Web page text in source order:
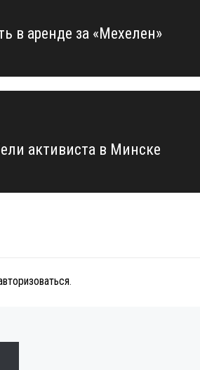
в аренде за «Мехелен»
активиста в Минске
.